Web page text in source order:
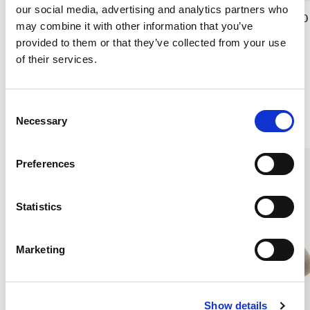
our social media, advertising and analytics partners who
may combine it with other information that you’ve
provided to them or that they’ve collected from your use
of their services.
Necessary
Preferences
Statistics
Marketing
Show details
Sidenörngott Satin 50x60
cm, Salvia
SIDENSATIN 16 MOMME
390 kr
Sidenörngott Satin 50x60
cm, Marin
SIDENSATIN 16-19 MOMME